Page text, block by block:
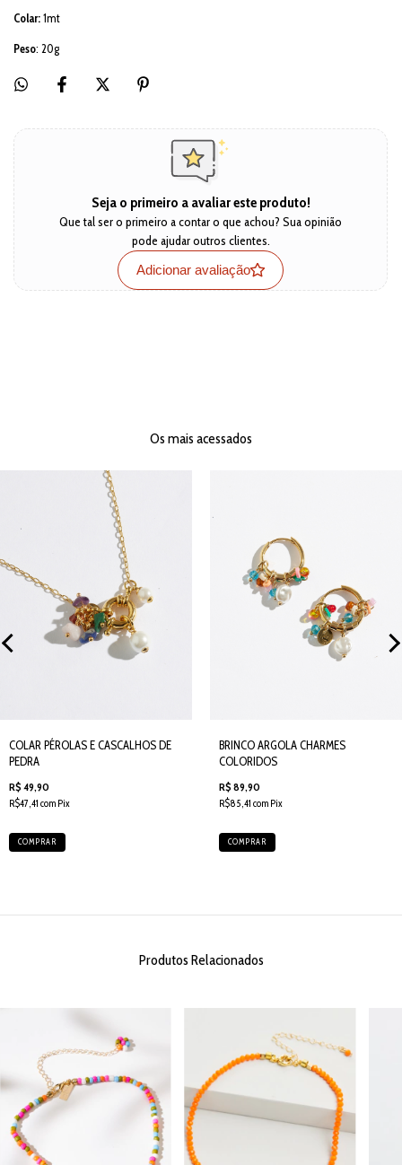
Colar:1mt
Peso: 20g
Seja o primeiro a avaliar este produto!
Que tal ser o primeiro a contar o que achou? Sua opinião
pode ajudar outros clientes.
Adicionar avaliação
Os mais acessados
COLAR PÉROLAS E CASCALHOS DE
PEDRA
R$ 49,90
R$47,41 com Pix
COMPRAR
BRINCO ARGOLA CHARMES
COLORIDOS
R$ 89,90
R$85,41 com Pix
COMPRAR
Produtos Relacionados